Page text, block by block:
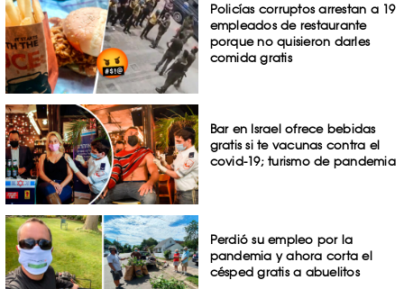
Policías corruptos arrestan a 19
empleados de restaurante
porque no quisieron darles
comida gratis
Bar en Israel ofrece bebidas
gratis si te vacunas contra el
covid-19; turismo de pandemia
Perdió su empleo por la
pandemia y ahora corta el
césped gratis a abuelitos